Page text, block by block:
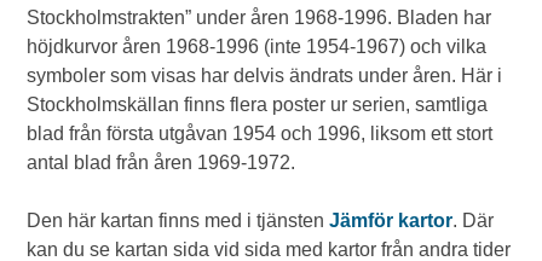
Stockholmstrakten” under åren 1968-1996. Bladen har
höjdkurvor åren 1968-1996 (inte 1954-1967) och vilka
symboler som visas har delvis ändrats under åren. Här i
Stockholmskällan finns flera poster ur serien, samtliga
blad från första utgåvan 1954 och 1996, liksom ett stort
antal blad från åren 1969-1972.
Den här kartan finns med i tjänstenJämför kartor. Där
kan du se kartan sida vid sida med kartor från andra tider